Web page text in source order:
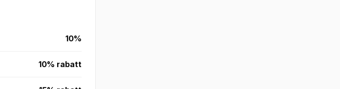
10%
10% rabatt